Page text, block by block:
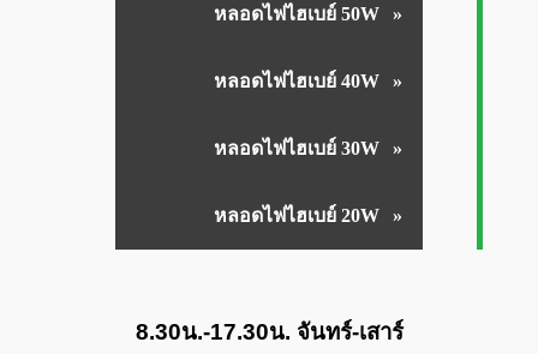
หลอดไฟไฮเบย์ 50W
หลอดไฟไฮเบย์ 40W
หลอดไฟไฮเบย์ 30W
หลอดไฟไฮเบย์ 20W
8.30น.-17.30น. จันทร์-เสาร์